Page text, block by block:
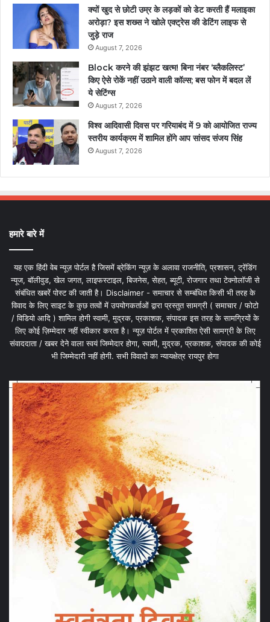
क्यों खुद से छोटी उम्र के लड़कों को डेट करती हैं मलाइका
अरोड़ा? इस शख्स ने खोले एक्ट्रेस की डेटिंग लाइफ से
जुड़े राज
August 7, 2026
Block करने की झंझट खत्म! बिना नंबर ‘ब्लैकलिस्ट’
किए ऐसे रोकें नहीं उठाने वाली कॉल्स; बस फोन में बदल लें
ये सेटिंग्स
August 7, 2026
विश्व आदिवासी दिवस पर गरियाबंद में 9 को आयोजित राज्य
स्तरीय कार्यक्रम में शामिल होंगे आप सांसद संजय सिंह
August 7, 2026
हमारे बारे में
यह एक हिंदी वेब न्यूज़ पोर्टल है जिसमें ब्रेकिंग न्यूज़ के अलावा राजनीति, प्रशासन, ट्रेंडिंग
न्यूज, बॉलीवुड, खेल जगत, लाइफस्टाइल, बिजनेस, सेहत, ब्यूटी, रोजगार तथा टेक्नोलॉजी से
संबंधित खबरें पोस्ट की जाती है। Disclaimer - समाचार से सम्बंधित किसी भी तरह के
विवाद के लिए साइट के कुछ तत्वों में उपयोगकर्ताओं द्वारा प्रस्तुत सामग्री ( समाचार / फोटो
/ विडियो आदि ) शामिल होगी स्वामी, मुद्रक, प्रकाशक, संपादक इस तरह के सामग्रियों के
लिए कोई ज़िम्मेदार नहीं स्वीकार करता है। न्यूज़ पोर्टल में प्रकाशित ऐसी सामग्री के लिए
संवाददाता / खबर देने वाला स्वयं जिम्मेदार होगा, स्वामी, मुद्रक, प्रकाशक, संपादक की कोई
भी जिम्मेदारी नहीं होगी. सभी विवादों का न्यायक्षेत्र रायपुर होगा